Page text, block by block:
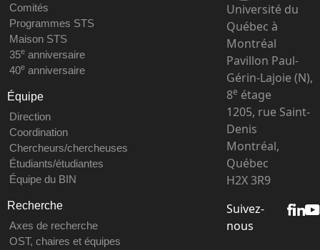
Comités
Programmes STS
Maison STS
35eanniversaire
40eanniversaire
Équipe
Direction
Coordination
Chercheurs/chercheuses
Étudiants/étudiantes
Équipe du BIN
Recherche
Axes de recherche
OST, chaires et équipes
Université du
Québec à
Montréal
Pavillon Paul-
Gérin-Lajoie (N),
8e étage
1205, rue Saint-
Denis
Montréal,
Québec
H2X 3R9
Suivez-
nous